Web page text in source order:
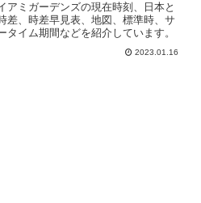
アミガーデンズの現在時刻、日本と
差、時差早見表、地図、標準時、サ
タイム期間などを紹介しています。
2023.01.16